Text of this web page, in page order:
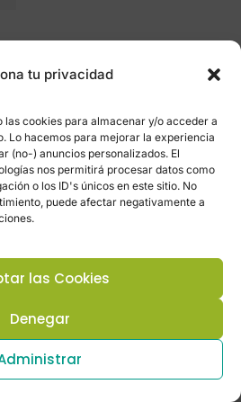
tu privacidad
cookies para almacenar y/o acceder a
Lo hacemos para mejorar la experiencia
(no-) anuncios personalizados. El
nos permitirá procesar datos como
o los ID's únicos en este sitio. No
puede afectar negativamente a
las Cookies
Denegar
viaje reservado al